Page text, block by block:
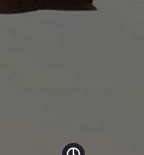
바로가기 목록 열기